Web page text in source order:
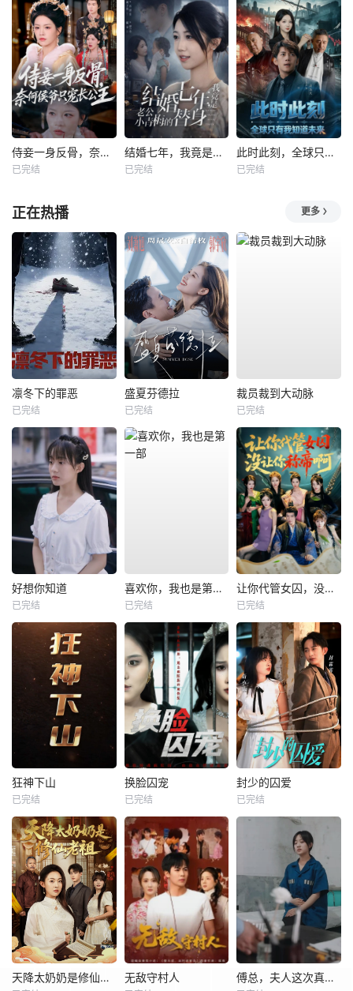
侍妾一身反骨，奈何侯爷只宠长公主
已完结
结婚七年，我竟是老公小青梅的替身
已完结
此时此刻，全球只有我知道未来
已完结
正在热播 更多
凛冬下的罪恶
已完结
盛夏芬德拉
已完结
裁员裁到大动脉
已完结
好想你知道
已完结
喜欢你，我也是第一部
已完结
让你代管女囚，没让你称帝啊
已完结
狂神下山
已完结
换脸囚宠
已完结
封少的囚爱
已完结
天降太奶奶是修仙老祖 无敌守村人 傅总，夫人这次真的死了